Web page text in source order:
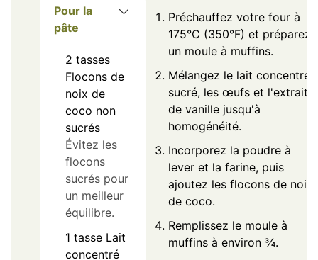
Pour la
pâte
2 tasses
Flocons de
noix de
coco non
sucrés
Évitez les
flocons
sucrés pour
un meilleur
équilibre.
1 tasse Lait
concentré
Préchauffez votre four à
175°C (350°F) et préparez
un moule à muffins.
Mélangez le lait concentré
sucré, les œufs et l'extrait
de vanille jusqu'à
homogénéité.
Incorporez la poudre à
lever et la farine, puis
ajoutez les flocons de noix
de coco.
Remplissez le moule à
muffins à environ ¾.